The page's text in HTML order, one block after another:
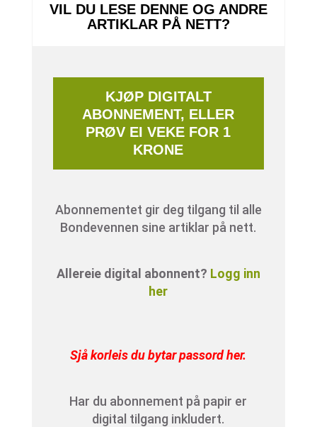
VIL DU LESE DENNE OG ANDRE
ARTIKLAR PÅ NETT?
KJØP DIGITALT
ABONNEMENT, ELLER
PRØV EI VEKE FOR 1
KRONE
Abonnementet gir deg tilgang til alle
Bondevennen sine artiklar på nett.
Allereie digital abonnent? Logg inn
her
Sjå korleis du bytar passord her.
Har du abonnement på papir er
digital tilgang inkludert.